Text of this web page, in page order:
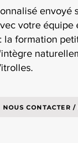
envoyé
votre équipe
la formation
NOUS CONTACTER